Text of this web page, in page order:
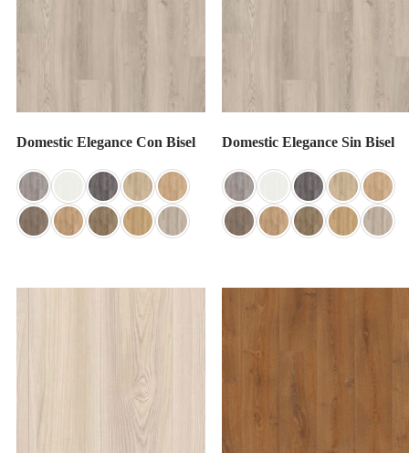
Domestic Elegance Con Bisel Domestic Elegance Sin Bisel